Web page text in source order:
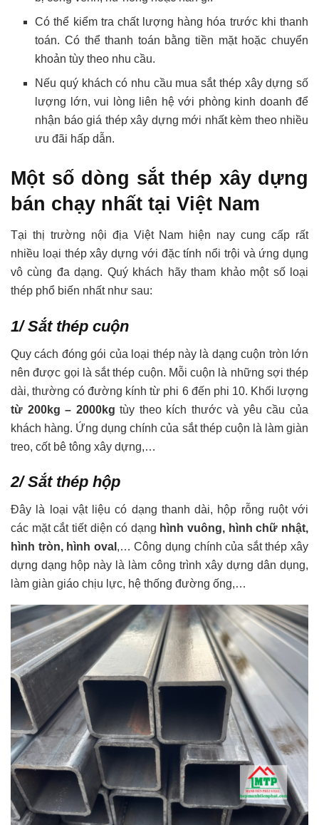
Có thể kiểm tra chất lượng hàng hóa trước khi thanh
toán. Có thể thanh toán bằng tiền mặt hoặc chuyển
khoản tùy theo nhu cầu.
Nếu quý khách có nhu cầu mua sắt thép xây dựng số
lượng lớn, vui lòng liên hệ với phòng kinh doanh để
nhận báo giá thép xây dựng mới nhất kèm theo nhiều
ưu đãi hấp dẫn.
Một số dòng sắt thép xây dựng
bán chạy nhất tại Việt Nam
Tại thị trường nội địa Việt Nam hiện nay cung cấp rất
nhiều loại thép xây dựng với đặc tính nổi trội và ứng dụng
vô cùng đa dạng. Quý khách hãy tham khảo một số loại
thép phổ biến nhất như sau:
1/ Sắt thép cuộn
Quy cách đóng gói của loại thép này là dạng cuộn tròn lớn
nên được gọi là sắt thép cuộn. Mỗi cuộn là những sợi thép
dài, thường có đường kính từ phi 6 đến phi 10. Khối lượng
từ 200kg – 2000kgtùy theo kích thước và yêu cầu của
khách hàng. Ứng dụng chính của sắt thép cuộn là làm giàn
treo, cốt bê tông xây dựng,…
2/ Sắt thép hộp
Đây là loại vật liệu có dạng thanh dài, hộp rỗng ruột với
các mặt cắt tiết diện có dạng hình vuông, hình chữ nhật,
hình tròn, hình oval ,… Công dụng chính của sắt thép xây
dựng dạng hộp này là làm công trình xây dựng dân dụng,
làm giàn giáo chịu lực, hệ thống đường ống,…